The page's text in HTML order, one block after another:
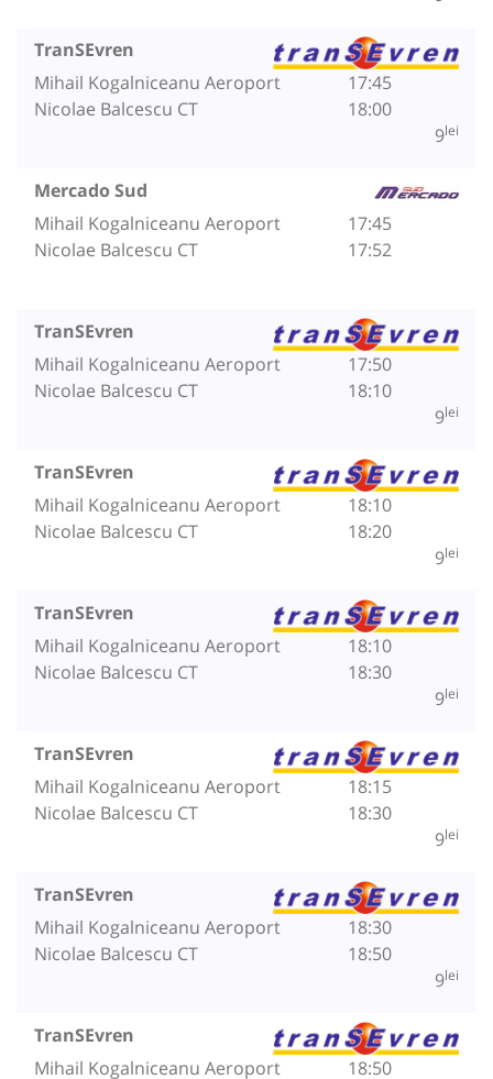
TranSEvren
Mihail Kogalniceanu Aeroport
Nicolae Balcescu CT
17:45
18:00
9lei
Mercado Sud
Mihail Kogalniceanu Aeroport
Nicolae Balcescu CT
17:45
17:52
TranSEvren
Mihail Kogalniceanu Aeroport
Nicolae Balcescu CT
17:50
18:10
9lei
TranSEvren
Mihail Kogalniceanu Aeroport
Nicolae Balcescu CT
18:10
18:20
9lei
TranSEvren
Mihail Kogalniceanu Aeroport
Nicolae Balcescu CT
18:10
18:30
9lei
TranSEvren
Mihail Kogalniceanu Aeroport
Nicolae Balcescu CT
18:15
18:30
9lei
TranSEvren
Mihail Kogalniceanu Aeroport
Nicolae Balcescu CT
18:30
18:50
9lei
TranSEvren
Mihail Kogalniceanu Aeroport
18:50